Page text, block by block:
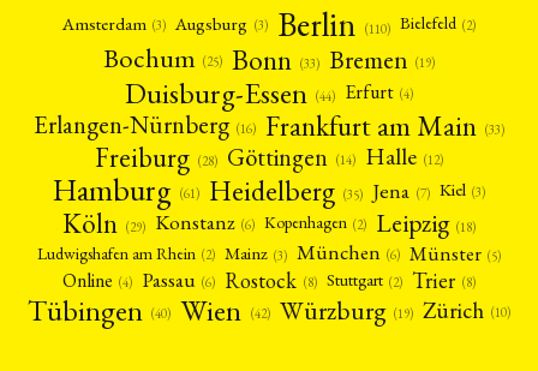
Amsterdam (3) Augsburg (3) Berlin (110) Bielefeld (2)
Bochum (25) Bonn (33) Bremen (19)
Duisburg-Essen (44) Erfurt (4)
Erlangen-Nürnberg (16) Frankfurt am Main (33)
Freiburg (28) Göttingen (14) Halle (12)
Hamburg (61) Heidelberg (35) Jena (7) Kiel (3)
Köln (29) Konstanz (6) Kopenhagen (2) Leipzig (18)
Ludwigshafen am Rhein (2) Mainz (3) München (6) Münster (5)
Online (4) Passau (6) Rostock (8) Stuttgart (2) Trier (8)
Tübingen (40) Wien (42) Würzburg (19) Zürich (10)